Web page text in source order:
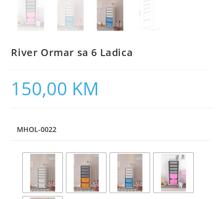
River Ormar sa 6 Ladica
150,00 KM
MHOL-0022